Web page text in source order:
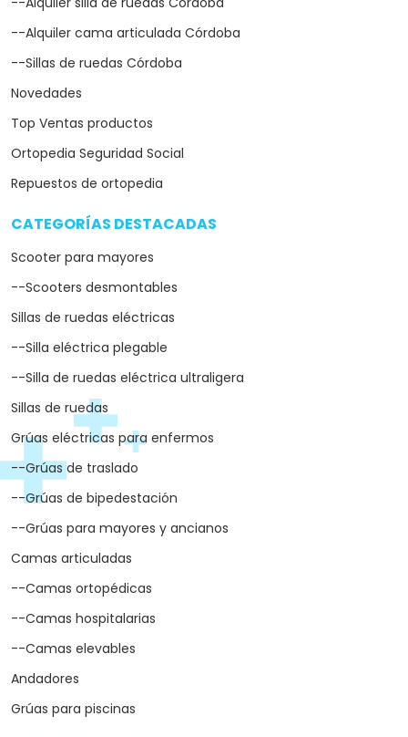
--Alquiler cama articulada Córdoba
--Sillas de ruedas Córdoba
Novedades
Top Ventas productos
Ortopedia Seguridad Social
Repuestos de ortopedia
CATEGORÍAS DESTACADAS
Scooter para mayores
--Scooters desmontables
Sillas de ruedas eléctricas
--Silla eléctrica plegable
--Silla de ruedas eléctrica ultraligera
Sillas de ruedas
Grúas eléctricas para enfermos
--Grúas de traslado
--Grúas de bipedestación
--Grúas para mayores y ancianos
Camas articuladas
--Camas ortopédicas
--Camas hospitalarias
--Camas elevables
Andadores
Grúas para piscinas